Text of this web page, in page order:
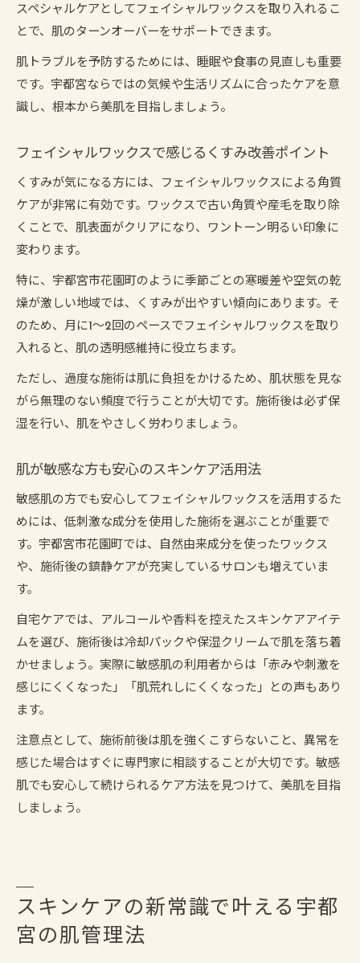
スペシャルケアとしてフェイシャルワックスを取り入れるこ
とで、肌のターンオーバーをサポートできます。
肌トラブルを予防するためには、睡眠や食事の見直しも重要
です。宇都宮ならではの気候や生活リズムに合ったケアを意
識し、根本から美肌を目指しましょう。
フェイシャルワックスで感じるくすみ改善ポイント
くすみが気になる方には、フェイシャルワックスによる角質
ケアが非常に有効です。ワックスで古い角質や産毛を取り除
くことで、肌表面がクリアになり、ワントーン明るい印象に
変わります。
特に、宇都宮市花園町のように季節ごとの寒暖差や空気の乾
燥が激しい地域では、くすみが出やすい傾向にあります。そ
のため、月に1～2回のペースでフェイシャルワックスを取り
入れると、肌の透明感維持に役立ちます。
ただし、過度な施術は肌に負担をかけるため、肌状態を見な
がら無理のない頻度で行うことが大切です。施術後は必ず保
湿を行い、肌をやさしく労わりましょう。
肌が敏感な方も安心のスキンケア活用法
敏感肌の方でも安心してフェイシャルワックスを活用するた
めには、低刺激な成分を使用した施術を選ぶことが重要で
す。宇都宮市花園町では、自然由来成分を使ったワックス
や、施術後の鎮静ケアが充実しているサロンも増えていま
す。
自宅ケアでは、アルコールや香料を控えたスキンケアアイテ
ムを選び、施術後は冷却パックや保湿クリームで肌を落ち着
かせましょう。実際に敏感肌の利用者からは「赤みや刺激を
感じにくくなった」「肌荒れしにくくなった」との声もあり
ます。
注意点として、施術前後は肌を強くこすらないこと、異常を
感じた場合はすぐに専門家に相談することが大切です。敏感
肌でも安心して続けられるケア方法を見つけて、美肌を目指
しましょう。
スキンケアの新常識で叶える宇都
宮の肌管理法